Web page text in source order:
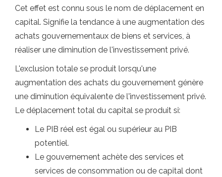
Cet effet est connu sous le nom de déplacement en
capital. Signifie la tendance à une augmentation des
achats gouvernementaux de biens et services, à
réaliser une diminution de l'investissement privé.
L'exclusion totale se produit lorsqu'une
augmentation des achats du gouvernement génère
une diminution équivalente de l'investissement privé.
Le déplacement total du capital se produit si:
Le PIB réel est égal ou supérieur au PIB
potentiel.
Le gouvernement achète des services et
services de consommation ou de capital dont